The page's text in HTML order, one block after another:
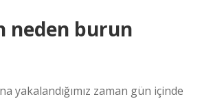
neden burun
yakalandığımız zaman gün içinde